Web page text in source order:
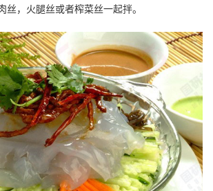
丝，火腿丝或者榨菜丝一起拌。